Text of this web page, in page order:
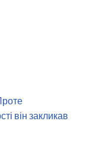
він закликав